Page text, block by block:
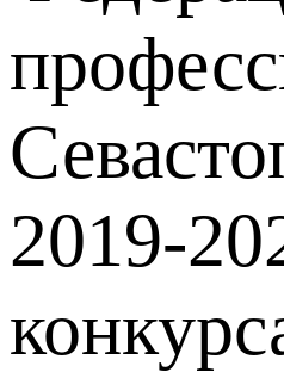
2019-